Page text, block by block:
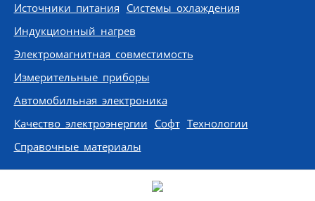
Источники питания Системы охлаждения
Индукционный нагрев
Электромагнитная совместимость
Измерительные приборы
Автомобильная электроника
Качество электроэнергии Софт Технологии
Справочные материалы